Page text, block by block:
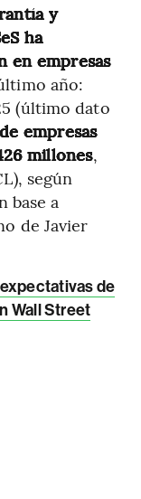
y
ha
en empresas
año:
(último dato
empresas
millones,
según
base a
de Javier
de
Wall Street